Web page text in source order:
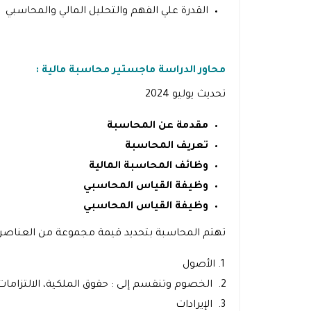
القدرة علي الفهم والتحليل المالي والمحاسبي
محاور الدراسة ماجستير محاسبة مالية :
تحديث يوليو 2024
مقدمة عن المحاسبة
تعريف المحاسبة
وظائف المحاسبة المالية
وظيفة القياس المحاسبي
وظيفة القياس المحاسبي
تهتم المحاسبة بتحديد قيمة مجموعة من
الأصول
الخصوم وتنقسم إلى : حقوق الملكية،
الإيرادات